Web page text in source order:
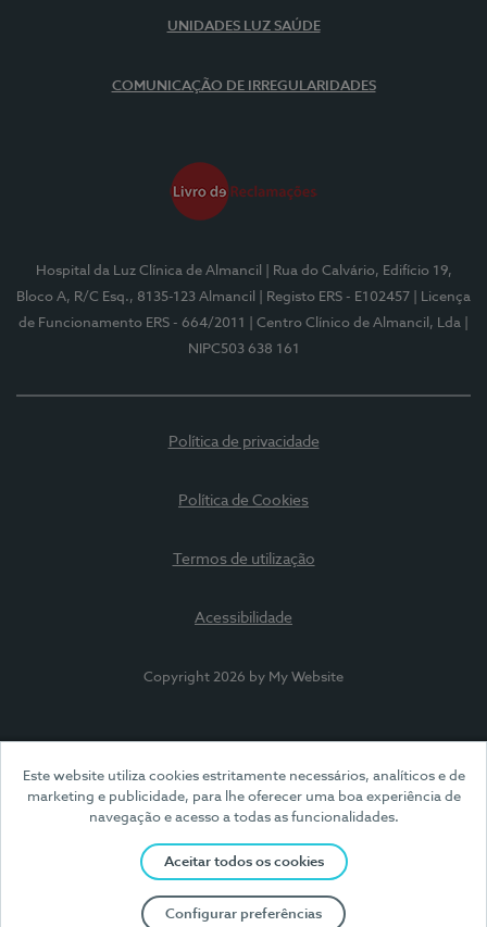
Este website utiliza cookies estritamente necessários, analíticos e de
marketing e publicidade, para lhe oferecer uma boa experiência de
navegação e acesso a todas as funcionalidades.
Aceitar todos os cookies
Configurar preferências
UNIDADES LUZ SAÚDE
COMUNICAÇÃO DE IRREGULARIDADES
Hospital da Luz Clínica de Almancil
| Rua do Calvário, Edifício 19,
Bloco A, R/C Esq., 8135-123 Almancil
| Registo ERS - E102457
| Licença
de Funcionamento ERS - 664/2011
| Centro Clínico de Almancil, Lda
NIPC503 638 161
Política de privacidade
Política de Cookies
Termos de utilização
Acessibilidade
Copyright 2026 by My Website